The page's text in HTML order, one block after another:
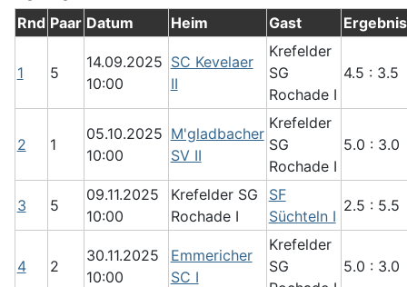
Rnd Paar Datum Heim Gast Ergebnis
1 5
14.09.2025
10:00
SC Kevelaer
II
Krefelder
SG
Rochade I
4.5 : 3.5
2 1
05.10.2025
10:00
M'gladbacher
SV II
Krefelder
SG
Rochade I
5.0 : 3.0
3 5
09.11.2025
10:00
Krefelder SG
Rochade I
SF
Süchteln I
2.5 : 5.5
4 2
30.11.2025
10:00
Emmericher
SC I
Krefelder
SG
5.0 : 3.0